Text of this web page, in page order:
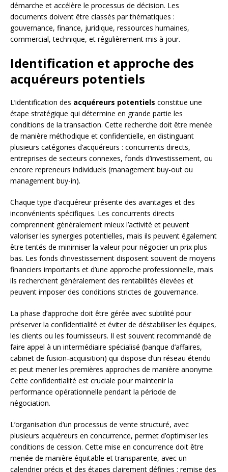
démarche et accélère le processus de décision. Les
documents doivent être classés par thématiques :
gouvernance, finance, juridique, ressources humaines,
commercial, technique, et régulièrement mis à jour.
Identification et approche des
acquéreurs potentiels
L’identification des acquéreurs potentiels constitue une
étape stratégique qui détermine en grande partie les
conditions de la transaction. Cette recherche doit être menée
de manière méthodique et confidentielle, en distinguant
plusieurs catégories d’acquéreurs : concurrents directs,
entreprises de secteurs connexes, fonds d’investissement, ou
encore repreneurs individuels (management buy-out ou
management buy-in).
Chaque type d’acquéreur présente des avantages et des
inconvénients spécifiques. Les concurrents directs
comprennent généralement mieux l’activité et peuvent
valoriser les synergies potentielles, mais ils peuvent également
être tentés de minimiser la valeur pour négocier un prix plus
bas. Les fonds d’investissement disposent souvent de moyens
financiers importants et d’une approche professionnelle, mais
ils recherchent généralement des rentabilités élevées et
peuvent imposer des conditions strictes de gouvernance.
La phase d’approche doit être gérée avec subtilité pour
préserver la confidentialité et éviter de déstabiliser les équipes,
les clients ou les fournisseurs. Il est souvent recommandé de
faire appel à un intermédiaire spécialisé (banque d’affaires,
cabinet de fusion-acquisition) qui dispose d’un réseau étendu
et peut mener les premières approches de manière anonyme.
Cette confidentialité est cruciale pour maintenir la
performance opérationnelle pendant la période de
négociation.
L’organisation d’un processus de vente structuré, avec
plusieurs acquéreurs en concurrence, permet d’optimiser les
conditions de cession. Cette mise en concurrence doit être
menée de manière équitable et transparente, avec un
calendrier précis et des étapes clairement définies : remise des